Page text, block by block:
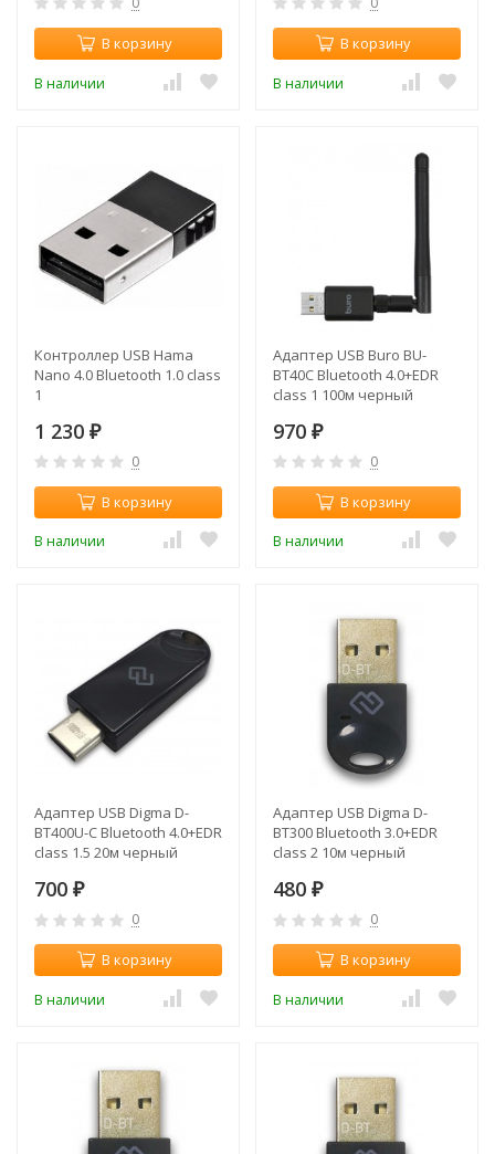
В корзину
В наличии
В корзину
В наличии
Контроллер USB Hama
Nano 4.0 Bluetooth 1.0 class
1
1 230 ₽
0
В корзину
В наличии
Адаптер USB Buro BU-
BT40С Bluetooth 4.0+EDR
class 1 100м черный
970 ₽
0
В корзину
В наличии
Адаптер USB Digma D-
BT400U-C Bluetooth 4.0+EDR
class 1.5 20м черный
700 ₽
0
В корзину
В наличии
Адаптер USB Digma D-
BT300 Bluetooth 3.0+EDR
class 2 10м черный
480 ₽
0
В корзину
В наличии